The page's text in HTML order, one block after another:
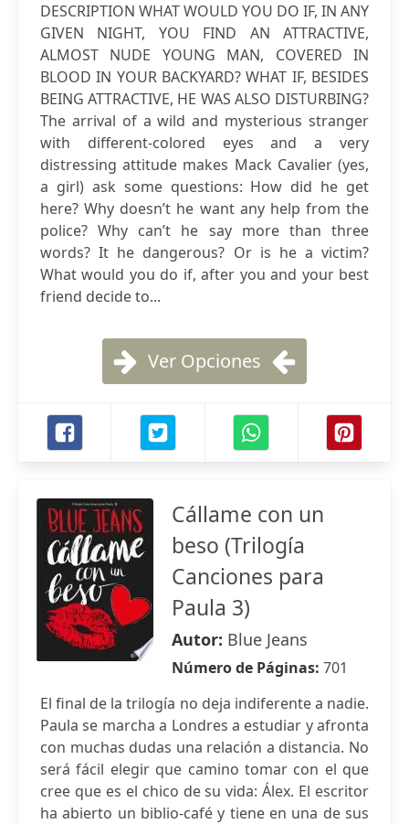
DESCRIPTION WHAT WOULD YOU DO IF, IN ANY
GIVEN NIGHT, YOU FIND AN ATTRACTIVE,
ALMOST NUDE YOUNG MAN, COVERED IN
BLOOD IN YOUR BACKYARD? WHAT IF, BESIDES
BEING ATTRACTIVE, HE WAS ALSO DISTURBING?
The arrival of a wild and mysterious stranger
with different-colored eyes and a very
distressing attitude makes Mack Cavalier (yes,
a girl) ask some questions: How did he get
here? Why doesn’t he want any help from the
police? Why can’t he say more than three
words? It he dangerous? Or is he a victim?
What would you do if, after you and your best
friend decide to...
Ver Opciones
Cállame con un
beso (Trilogía
Canciones para
Paula 3)
Autor: Blue Jeans
Número de Páginas: 701
El final de la trilogía no deja indiferente a nadie.
Paula se marcha a Londres a estudiar y afronta
con muchas dudas una relación a distancia. No
será fácil elegir que camino tomar con el que
cree que es el chico de su vida: Álex. El escritor
ha abierto un biblio-café y tiene en una de sus